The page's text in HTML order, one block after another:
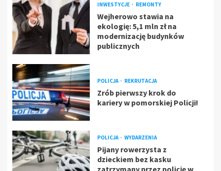
INWESTYCJE REMONTY
Wejherowo stawia na
ekologię: 5,1 mln zł na
modernizację budynków
publicznych
POLICJA REKRUTACJA
Zrób pierwszy krok do
kariery w pomorskiej Policji!
POLICJA WYDARZENIA
Pijany rowerzysta z
dzieckiem bez kasku
zatrzymany przez policję w